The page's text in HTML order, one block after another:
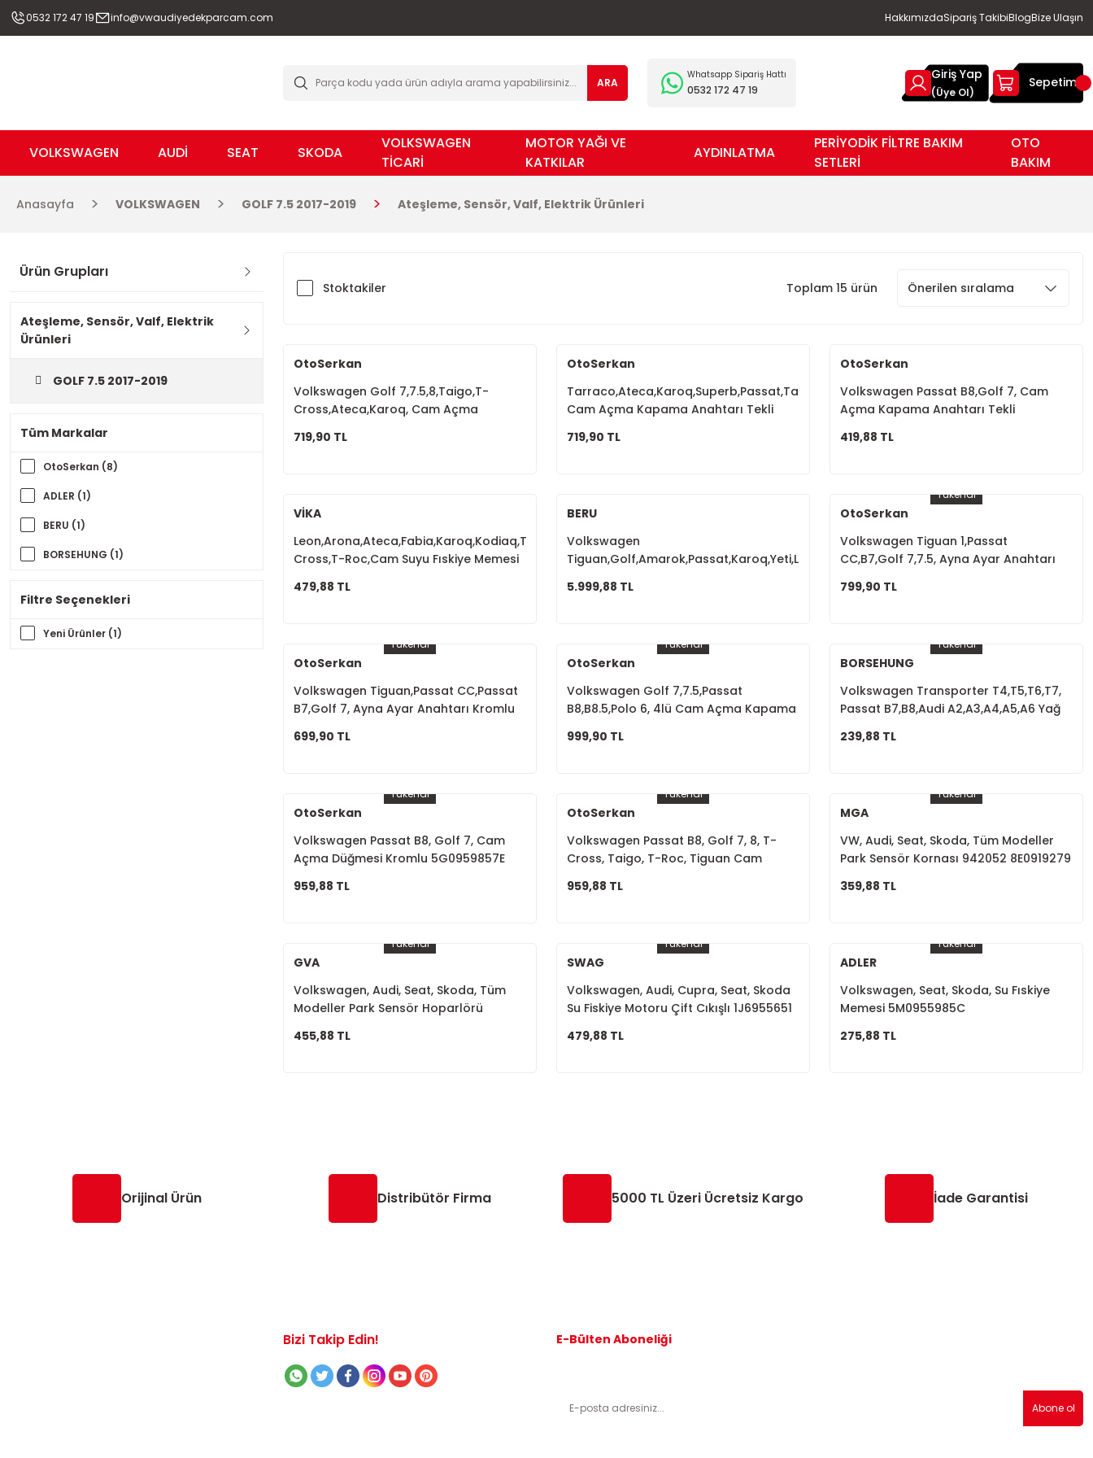
0532 172 47 19 info@vwaudiyedekparcam.com HakkımızdaSipariş TakibiBlogBize Ulaşın
ARA
Whatsapp Sipariş Hattı
0532 172 47 19
Giriş Yap
(Üye Ol)
Sepetim
VOLKSWAGEN AUDİ SEAT SKODA
VOLKSWAGEN
TİCARİ
MOTOR YAĞI VE
KATKILAR
AYDINLATMA
PERİYODİK FİLTRE BAKIM
SETLERİ
OTO
BAKIM
Anasayfa VOLKSWAGEN GOLF 7.5 2017-2019 Ateşleme, Sensör, Valf, Elektrik Ürünleri
Ürün Grupları
Ateşleme, Sensör, Valf, Elektrik
Ürünleri
GOLF 7.5 2017-2019
Tüm Markalar
OtoSerkan (8)
ADLER (1)
BERU (1)
BORSEHUNG (1)
Filtre Seçenekleri
Yeni Ürünler (1)
Stoktakiler Toplam 15 ürün
OtoSerkan
Volkswagen Golf 7,7.5,8,Taigo,T-
Cross,Ateca,Karoq, Cam Açma
5G0959855L
719,90 TL
OtoSerkan
Tarraco,Ateca,Karoq,Superb,Passat,Taigo,Crafter,
Cam Açma Kapama Anahtarı Tekli
719,90 TL
OtoSerkan
Volkswagen Passat B8,Golf 7, Cam
Açma Kapama Anahtarı Tekli
419,88 TL
VİKA
Leon,Arona,Ateca,Fabia,Karoq,Kodiaq,Tiguan,T-
Cross,T-Roc,Cam Suyu Fıskiye Memesi
479,88 TL
BERU
Volkswagen
Tiguan,Golf,Amarok,Passat,Karoq,Yeti,Leon,A3,A4,A5,A6
5.999,88 TL
Tükendi
OtoSerkan
Volkswagen Tiguan 1,Passat
CC,B7,Golf 7,7.5, Ayna Ayar Anahtarı
799,90 TL
Tükendi
OtoSerkan
Volkswagen Tiguan,Passat CC,Passat
B7,Golf 7, Ayna Ayar Anahtarı Kromlu
699,90 TL
Tükendi
OtoSerkan
Volkswagen Golf 7,7.5,Passat
B8,B8.5,Polo 6, 4lü Cam Açma Kapama
999,90 TL
Tükendi
BORSEHUNG
Volkswagen Transporter T4,T5,T6,T7,
Passat B7,B8,Audi A2,A3,A4,A5,A6 Yağ
239,88 TL
Tükendi
OtoSerkan
Volkswagen Passat B8, Golf 7, Cam
Açma Düğmesi Kromlu 5G0959857E
959,88 TL
Tükendi
OtoSerkan
Volkswagen Passat B8, Golf 7, 8, T-
Cross, Taigo, T-Roc, Tiguan Cam
959,88 TL
Tükendi
MGA
VW, Audi, Seat, Skoda, Tüm Modeller
Park Sensör Kornası 942052 8E0919279
359,88 TL
Tükendi
GVA
Volkswagen, Audi, Seat, Skoda, Tüm
Modeller Park Sensör Hoparlörü
455,88 TL
Tükendi
SWAG
Volkswagen, Audi, Cupra, Seat, Skoda
Su Fiskiye Motoru Çift Cıkışlı 1J6955651
479,88 TL
Tükendi
ADLER
Volkswagen, Seat, Skoda, Su Fıskiye
Memesi 5M0955985C
275,88 TL
Orijinal Ürün Distribütör Firma 5000 TL Üzeri Ücretsiz Kargo İade Garantisi
Bizi Takip Edin! E-Bülten Aboneliği
Abone ol